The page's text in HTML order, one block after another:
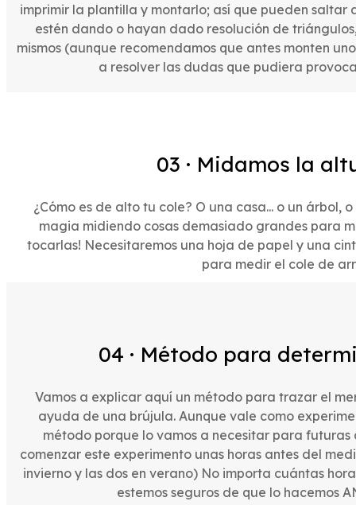
imprimir la plantilla y montarlo; así que pueden saltar
estén dando o hayan dado resolución de
mismos (aunque recomendamos que antes monten
a resolver las dudas que pudiera
03 · Midamos la
¿Cómo es de alto tu cole? O una casa... o un árbol,
magia midiendo cosas demasiado grandes para
tocarlas! Necesitaremos una hoja de papel y una
para medir el cole de
04 · Método para
Vamos a explicar aquí un método para trazar el
ayuda de una brújula. Aunque vale como
método porque lo vamos a necesitar para
comenzar este experimento unas horas antes del
invierno y las dos en verano) No importa cuántas
estemos seguros de que lo hacemos